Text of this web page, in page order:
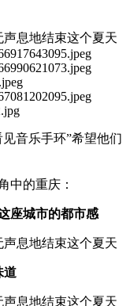
音乐手环”希望他们
中的重庆：
座城市的都市感
道